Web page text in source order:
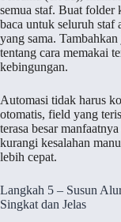
semua staf. Buat folder
baca untuk seluruh staf
yang sama.
tentang cara memakai
kebingungan.
Automasi tidak harus
otomatis, field yang
terasa besar
kurangi kesalahan
lebih cepat.
Langkah 5 – Susun
Singkat dan Jelas